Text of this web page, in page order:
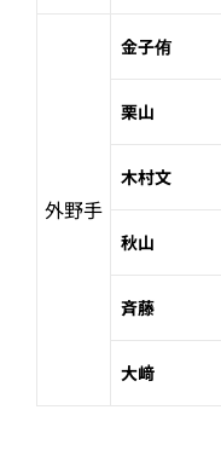
外野手
金子侑
栗山
木村文
秋山
斉藤
大﨑